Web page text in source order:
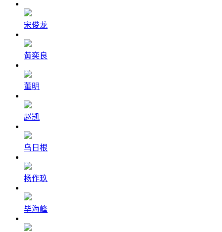
宋俊龙
黄奕良
董明
赵凯
乌日根
杨作玖
毕海峰